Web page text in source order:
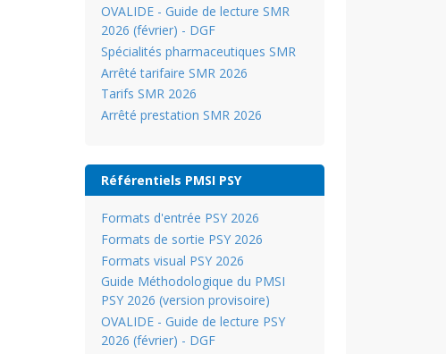
OVALIDE - Guide de lecture SMR
2026 (février) - DGF
Spécialités pharmaceutiques SMR
Arrêté tarifaire SMR 2026
Tarifs SMR 2026
Arrêté prestation SMR 2026
Référentiels PMSI PSY
Formats d'entrée PSY 2026
Formats de sortie PSY 2026
Formats visual PSY 2026
Guide Méthodologique du PMSI
PSY 2026 (version provisoire)
OVALIDE - Guide de lecture PSY
2026 (février) - DGF